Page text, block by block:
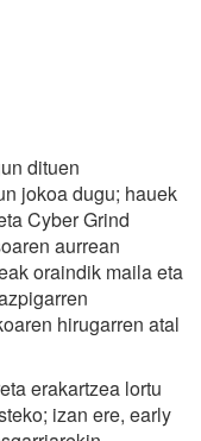
dituen
jokoa dugu; hauek
Cyber Grind
aurrean
oraindik maila eta
hirugarren atal
erakartzea lortu
izan ere, early